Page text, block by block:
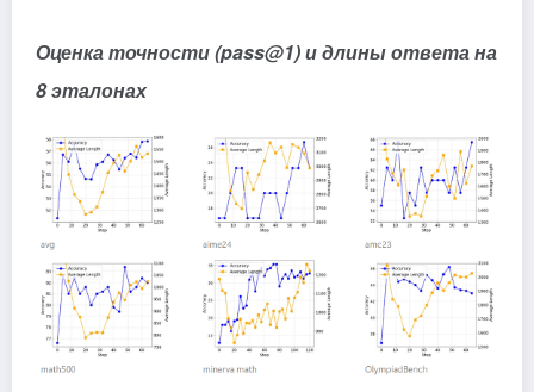
Оценка точности (pass@1) и длины ответа на
8 эталонах